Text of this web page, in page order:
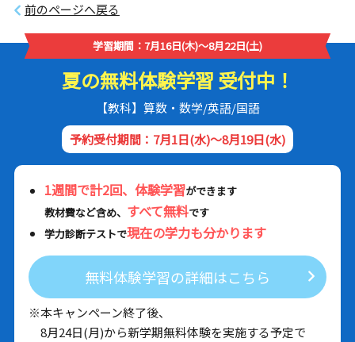
前のページへ戻る
学習期間：7月16日(木)～8月22日(土)
夏の無料体験学習 受付中！
【教科】算数・数学/英語/国語
予約受付期間：7月1日(水)～8月19日(水)
1週間で計2回、体験学習ができます
教材費など含め、 すべて無料です
学力診断テストで現在の学力も分かります
無料体験学習の詳細はこちら
※本キャンペーン終了後、
8月24日(月)から新学期無料体験を実施する予定で